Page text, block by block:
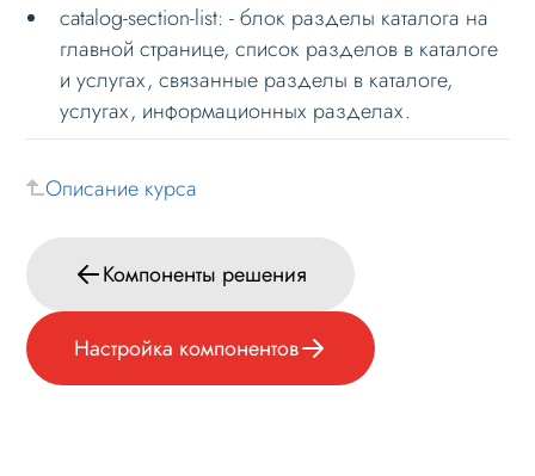
SEO и оптимизация
Лендинги и посадочные страницы
Проблемы и решения
Основное по внедрению
Компоненты решения
catalog-section-list: - блок разделы каталога на
главной странице, список разделов в каталоге
и услугах, связанные разделы в каталоге,
услугах, информационных разделах.
Описание курса
Компоненты решения
Настройка компонентов